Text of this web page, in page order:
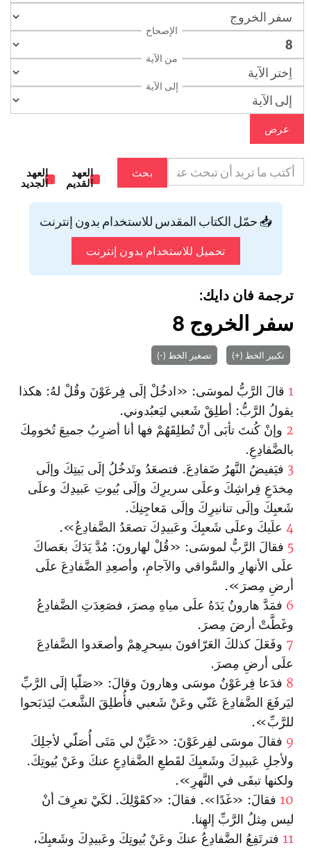
الإصحاح
من الآية
إلى الآية
عرض
بحث
العهد
القديم
العهد
الجديد
📥 حمّل الكتاب المقدس للاستخدام بدون إنترنت
تحميل للاستخدام بدون إنترنت
ترجمة فان دايك:
سفر الخروج 8
تكبير الخط (+) تصغير الخط (-)
1 قالَ الرَّبُّ لموسَى: «ادخُلْ إلَى فِرعَوْنَ وقُلْ لهُ: هكذا
يقولُ الرَّبُّ: أطلِقْ شَعبي ليَعبُدوني.
2 وإنْ كُنتَ تأبَى أنْ تُطلِقَهُمْ فها أنا أضرِبُ جميعَ تُخومِكَ
بالضَّفادِعِ.
3 فيَفيضُ النَّهرُ ضَفادِعَ. فتصعَدُ وتَدخُلُ إلَى بَيتِكَ وإلَى
مِخدَعِ فِراشِكَ وعلَى سريرِكَ وإلَى بُيوتِ عَبيدِكَ وعلَى
شَعبِكَ وإلَى تنانيرِكَ وإلَى مَعاجِنِكَ.
4 علَيكَ وعلَى شَعبِكَ وعَبيدِكَ تصعَدُ الضَّفادِعُ».
5 فقالَ الرَّبُّ لموسَى: «قُلْ لهارونَ: مُدَّ يَدَكَ بعَصاكَ
علَى الأنهارِ والسَّواقي والآجامِ، وأصعِدِ الضَّفادِعَ علَى
أرضِ مِصرَ».
6 فمَدَّ هارونُ يَدَهُ علَى مياهِ مِصرَ، فصَعِدَتِ الضَّفادِعُ
وغَطَّتْ أرضَ مِصرَ.
7 وفَعَلَ كذلكَ العَرّافونَ بسِحرِهِمْ وأصعَدوا الضَّفادِعَ
علَى أرضِ مِصرَ.
8 فدَعا فِرعَوْنُ موسَى وهارونَ وقالَ: «صَلّيا إلَى الرَّبِّ
ليَرفَعَ الضَّفادِعَ عَنّي وعَنْ شَعبي فأُطلِقَ الشَّعبَ ليَذبَحوا
للرَّبِّ».
9 فقالَ موسَى لفِرعَوْنَ: «عَيِّنْ لي مَتَى أُصَلّي لأجلِكَ
ولأجلِ عَبيدِكَ وشَعبِكَ لقَطعِ الضَّفادِعِ عنكَ وعَنْ بُيوتِكَ.
ولكنها تبقَى في النَّهرِ».
10 فقالَ: «غَدًا». فقالَ: «كقَوْلِكَ. لكَيْ تعرِفَ أنْ
ليس مِثلُ الرَّبِّ إلهِنا.
11 فترتَفِعُ الضَّفادِعُ عنكَ وعَنْ بُيوتِكَ وعَبيدِكَ وشَعبِكَ،